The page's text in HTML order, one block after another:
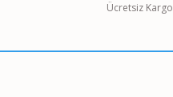
Ücretsiz Kargo